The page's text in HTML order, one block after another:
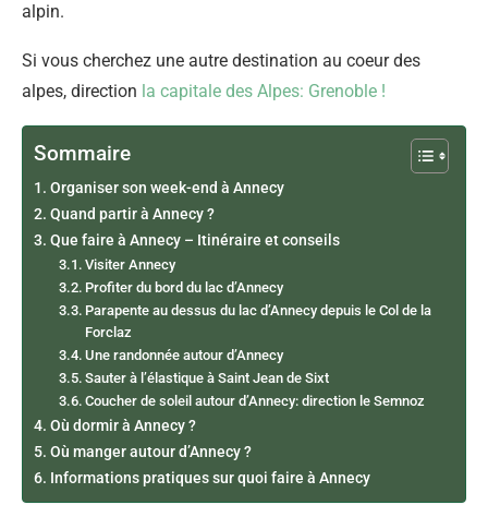
alpin.
Si vous cherchez une autre destination au coeur des
alpes, direction la capitale des Alpes: Grenoble !
Sommaire
Organiser son week-end à Annecy
Quand partir à Annecy ?
Que faire à Annecy – Itinéraire et conseils
Visiter Annecy
Profiter du bord du lac d’Annecy
Parapente au dessus du lac d’Annecy depuis le Col de la
Forclaz
Une randonnée autour d’Annecy
Sauter à l’élastique à Saint Jean de Sixt
Coucher de soleil autour d’Annecy: direction le Semnoz
Où dormir à Annecy ?
Où manger autour d’Annecy ?
Informations pratiques sur quoi faire à Annecy